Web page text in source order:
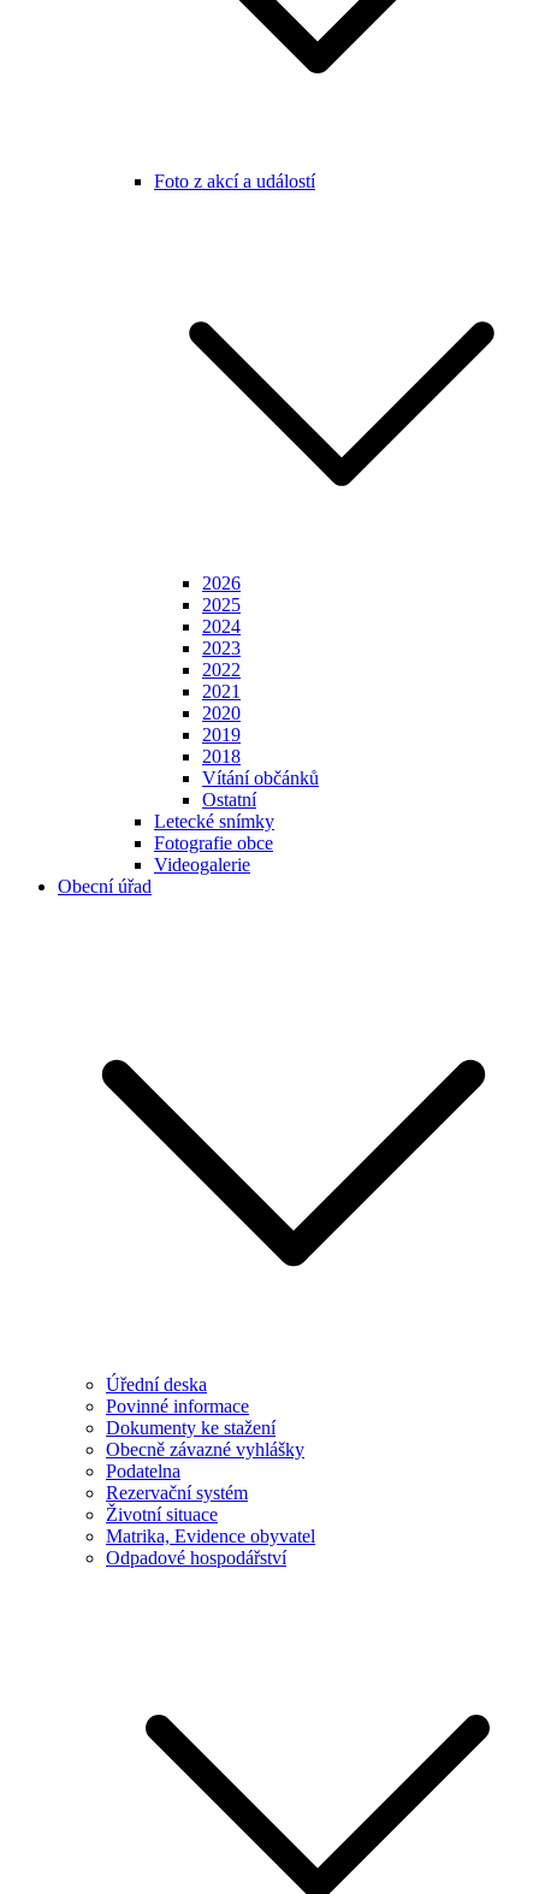
Foto z akcí a událostí
2026
2025
2024
2023
2022
2021
2020
2019
2018
Vítání občánků
Ostatní
Letecké snímky
Fotografie obce
Videogalerie
Obecní úřad
Úřední deska
Povinné informace
Dokumenty ke stažení
Obecně závazné vyhlášky
Podatelna
Rezervační systém
Životní situace
Matrika, Evidence obyvatel
Odpadové hospodářství